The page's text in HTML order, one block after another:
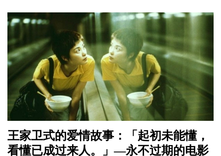
王家卫式的爱情故事：「起初未能懂，
看懂已成过来人。」—永不过期的电影